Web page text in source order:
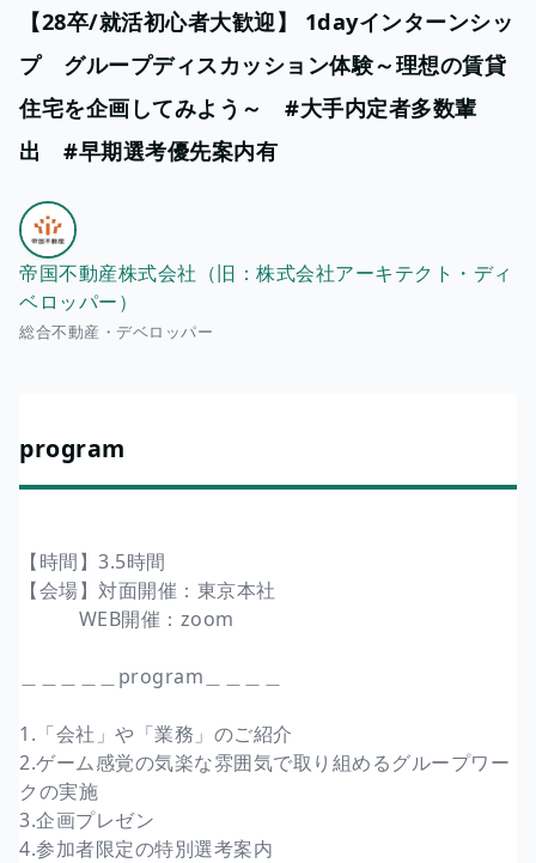
【28卒/就活初心者大歓迎】 1dayインターンシッ
プ グループディスカッション体験～理想の賃貸
住宅を企画してみよう～ #大手内定者多数輩
出 #早期選考優先案内有
帝国不動産株式会社（旧：株式会社アーキテクト・ディ
ベロッパー）
総合不動産・デベロッパー
program
【時間】3.5時間
【会場】対面開催：東京本社
WEB開催：zoom
＿＿＿＿＿program＿＿＿＿
1.「会社」や「業務」のご紹介
2.ゲーム感覚の気楽な雰囲気で取り組めるグループワー
クの実施
3.企画プレゼン
4.参加者限定の特別選考案内